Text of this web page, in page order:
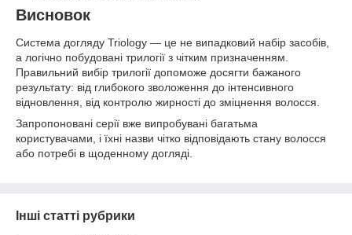
Висновок
Система догляду Triology — це не випадковий набір засобів,
а логічно побудовані трилогії з чітким призначенням.
Правильний вибір трилогії допоможе досягти бажаного
результату: від глибокого зволоження до інтенсивного
відновлення, від контролю жирності до зміцнення волосся.
Запропоновані серії вже випробувані багатьма
користувачами, і їхні назви чітко відповідають стану волосся
або потребі в щоденному догляді.
Інші статті рубрики